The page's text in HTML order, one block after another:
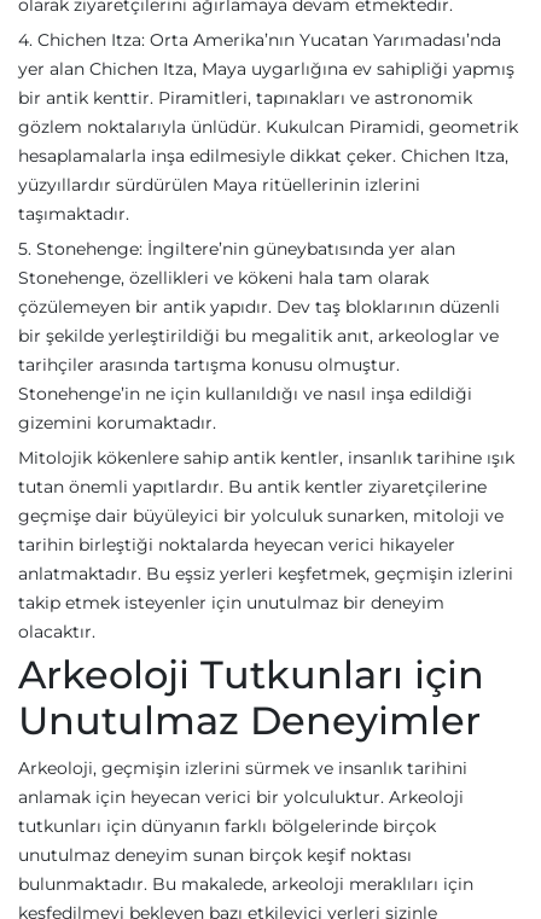
olarak ziyaretçilerini ağırlamaya devam etmektedir.
4. Chichen Itza: Orta Amerika’nın Yucatan Yarımadası’nda
yer alan Chichen Itza, Maya uygarlığına ev sahipliği yapmış
bir antik kenttir. Piramitleri, tapınakları ve astronomik
gözlem noktalarıyla ünlüdür. Kukulcan Piramidi, geometrik
hesaplamalarla inşa edilmesiyle dikkat çeker. Chichen Itza,
yüzyıllardır sürdürülen Maya ritüellerinin izlerini
taşımaktadır.
5. Stonehenge: İngiltere’nin güneybatısında yer alan
Stonehenge, özellikleri ve kökeni hala tam olarak
çözülemeyen bir antik yapıdır. Dev taş bloklarının düzenli
bir şekilde yerleştirildiği bu megalitik anıt, arkeologlar ve
tarihçiler arasında tartışma konusu olmuştur.
Stonehenge’in ne için kullanıldığı ve nasıl inşa edildiği
gizemini korumaktadır.
Mitolojik kökenlere sahip antik kentler, insanlık tarihine ışık
tutan önemli yapıtlardır. Bu antik kentler ziyaretçilerine
geçmişe dair büyüleyici bir yolculuk sunarken, mitoloji ve
tarihin birleştiği noktalarda heyecan verici hikayeler
anlatmaktadır. Bu eşsiz yerleri keşfetmek, geçmişin izlerini
takip etmek isteyenler için unutulmaz bir deneyim
olacaktır.
Arkeoloji Tutkunları için
Unutulmaz Deneyimler
Arkeoloji, geçmişin izlerini sürmek ve insanlık tarihini
anlamak için heyecan verici bir yolculuktur. Arkeoloji
tutkunları için dünyanın farklı bölgelerinde birçok
unutulmaz deneyim sunan birçok keşif noktası
bulunmaktadır. Bu makalede, arkeoloji meraklıları için
keşfedilmeyi bekleyen bazı etkileyici yerleri sizinle